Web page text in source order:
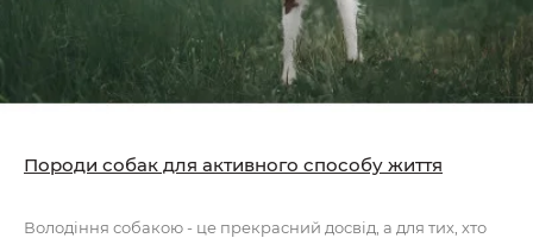
Породи собак для активного способу життя
Володіння собакою - це прекрасний досвід, а для тих, хто